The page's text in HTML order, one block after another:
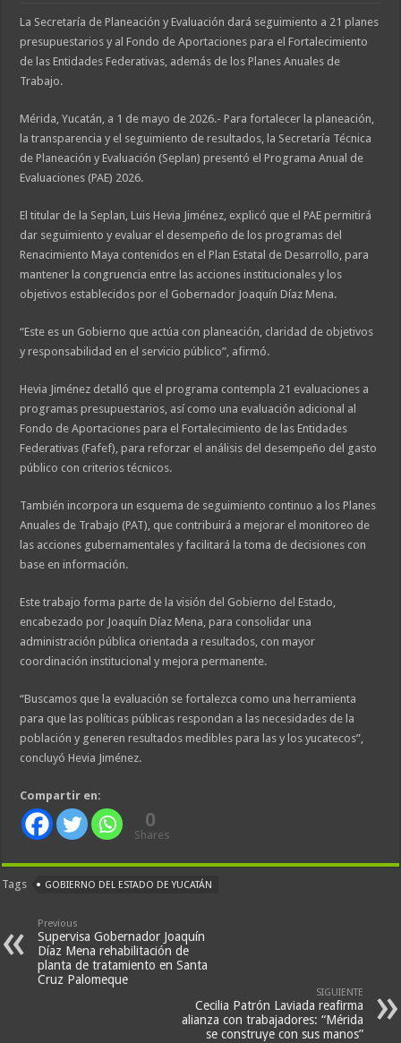
La Secretaría de Planeación y Evaluación dará seguimiento a 21 planes
presupuestarios y al Fondo de Aportaciones para el Fortalecimiento
de las Entidades Federativas, además de los Planes Anuales de
Trabajo.
Mérida, Yucatán, a 1 de mayo de 2026.- Para fortalecer la planeación,
la transparencia y el seguimiento de resultados, la Secretaría Técnica
de Planeación y Evaluación (Seplan) presentó el Programa Anual de
Evaluaciones (PAE) 2026.
El titular de la Seplan, Luis Hevia Jiménez, explicó que el PAE permitirá
dar seguimiento y evaluar el desempeño de los programas del
Renacimiento Maya contenidos en el Plan Estatal de Desarrollo, para
mantener la congruencia entre las acciones institucionales y los
objetivos establecidos por el Gobernador Joaquín Díaz Mena.
“Este es un Gobierno que actúa con planeación, claridad de objetivos
y responsabilidad en el servicio público”, afirmó.
Hevia Jiménez detalló que el programa contempla 21 evaluaciones a
programas presupuestarios, así como una evaluación adicional al
Fondo de Aportaciones para el Fortalecimiento de las Entidades
Federativas (Fafef), para reforzar el análisis del desempeño del gasto
público con criterios técnicos.
También incorpora un esquema de seguimiento continuo a los Planes
Anuales de Trabajo (PAT), que contribuirá a mejorar el monitoreo de
las acciones gubernamentales y facilitará la toma de decisiones con
base en información.
Este trabajo forma parte de la visión del Gobierno del Estado,
encabezado por Joaquín Díaz Mena, para consolidar una
administración pública orientada a resultados, con mayor
coordinación institucional y mejora permanente.
“Buscamos que la evaluación se fortalezca como una herramienta
para que las políticas públicas respondan a las necesidades de la
población y generen resultados medibles para las y los yucatecos”,
concluyó Hevia Jiménez.
Compartir en:
0
Shares
Tags GOBIERNO DEL ESTADO DE YUCATÁN
Previous
Supervisa Gobernador Joaquín
Díaz Mena rehabilitación de
planta de tratamiento en Santa
Cruz Palomeque
SIGUIENTE
Cecilia Patrón Laviada reafirma
alianza con trabajadores: “Mérida
se construye con sus manos”